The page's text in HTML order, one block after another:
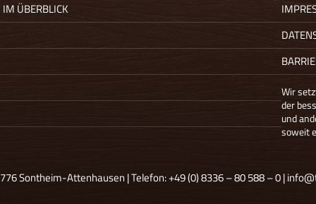
IM ÜBERBLICK
Wir
der
und
soweit
Sontheim-Attenhausen | Telefon:+49 (0) 8336 – 80 588 – 0|